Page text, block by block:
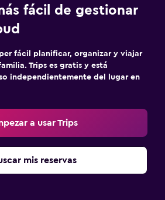
fácil de gestionar
fácil planificar, organizar y viajar
Trips es gratis y está
independientemente del lugar en
a usar Trips
mis reservas